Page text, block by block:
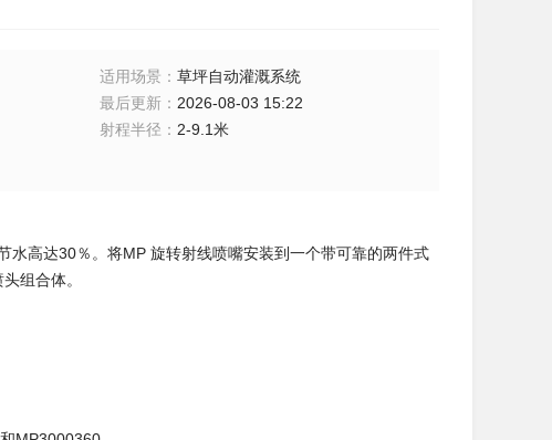
适用场景 ：草坪自动灌溉系统
最后更新 ： 2026-08-03 15:22
射程半径 ： 2-9.1米
高达30％。将MP 旋转射线喷嘴安装到一个带可靠的两件式
组合体。